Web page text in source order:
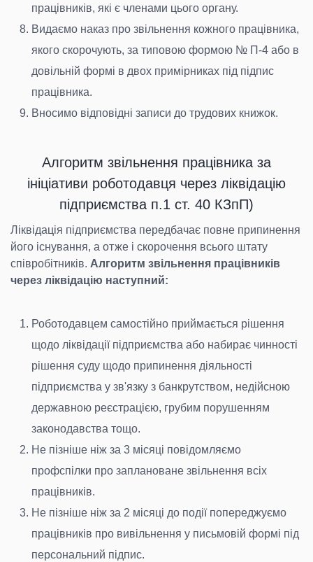
працівників, які є членами цього органу.
Видаємо наказ про звільнення кожного працівника,
якого скорочують, за типовою формою № П-4 або в
довільній формі в двох примірниках під підпис
працівника.
Вносимо відповідні записи до трудових книжок.
Алгоритм звільнення працівника за
ініціативи роботодавця через ліквідацію
підприємства п.1 ст. 40 КЗпП)
Ліквідація підприємства передбачає повне припинення
його існування, а отже і скорочення всього штату
співробітників. Алгоритм звільнення працівників
через ліквідацію наступний:
Роботодавцем самостійно приймається рішення
щодо ліквідації підприємства або набирає чинності
рішення суду щодо припинення діяльності
підприємства у зв'язку з банкрутством, недійсною
державною реєстрацією, грубим порушенням
законодавства тощо.
Не пізніше ніж за 3 місяці повідомляємо
профспілки про заплановане звільнення всіх
працівників.
Не пізніше ніж за 2 місяці до події попереджуємо
працівників про вивільнення у письмовій формі під
персональний підпис.